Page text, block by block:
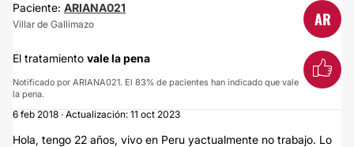
Paciente: ARIANA021
Villar de Gallimazo AR
El tratamiento vale la pena
Notificado por ARIANA021. El 83% de pacientes han indicado que vale
la pena.
6 feb 2018 · Actualización: 11 oct 2023
Hola, tengo 22 años, vivo en Peru yactualmente no trabajo. Lo